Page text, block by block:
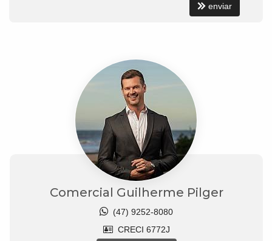
enviar
Comercial Guilherme Pilger
(47) 9252-8080
CRECI 6772J